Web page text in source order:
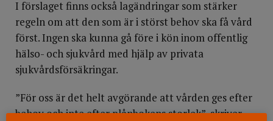
I förslaget finns också lagändringar som stärker
regeln om att den som är i störst behov ska få vård
först. Ingen ska kunna gå före i kön inom offentlig
hälso- och sjukvård med hjälp av privata
sjukvårdsförsäkringar.
”För oss är det helt avgörande att vården ges efter
behov och inte efter plånbokens storlek”, skriver